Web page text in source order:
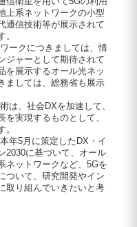
上系ネットワークの小型
通信技術等が展示されて
ークにつきましては、情
ジャーとして期待されて
を展示するオール光ネッ
ましては、総務省も展示
、社会DXを加速して、
実現するものとして、
年5月に策定したDX・イ
2030に基づいて、オール
ネットワークなど、5Gを
ついて、研究開発やイン
取り組んでいきたいと考